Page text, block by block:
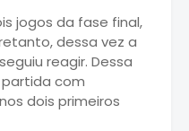
jogos da fase final,
dessa vez a
reagir. Dessa
partida com
dois primeiros